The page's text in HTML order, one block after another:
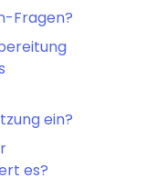
Fragen?
ein?
es?